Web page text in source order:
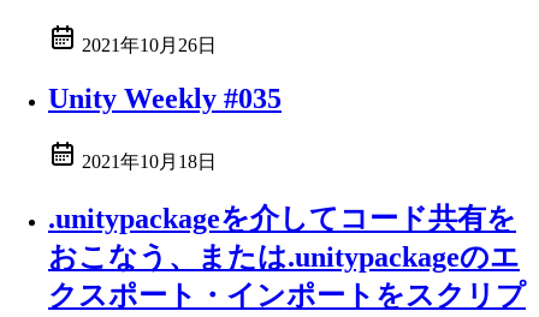
2021年10月26日
Unity Weekly #035
2021年10月18日
.unitypackageを介してコード共有を
おこなう、または.unitypackageのエ
クスポート・インポートをスクリプ